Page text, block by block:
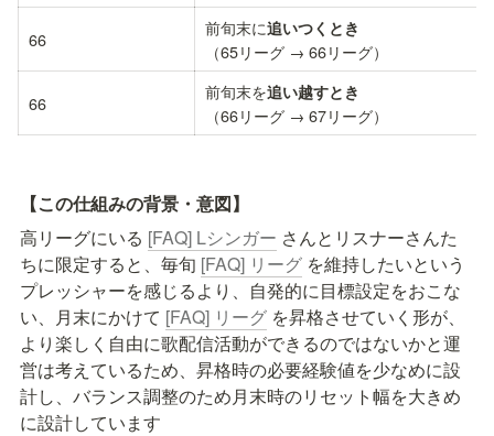
66
前旬末に追いつくとき
（65リーグ → 66リーグ）
66
前旬末を追い越すとき
（66リーグ → 67リーグ）
【この仕組みの背景・意図】
高リーグにいる [FAQ] Lシンガー さんとリスナーさんた
ちに限定すると、毎旬 [FAQ] リーグ を維持したいという
プレッシャーを感じるより、自発的に目標設定をおこな
い、月末にかけて [FAQ] リーグ を昇格させていく形が、
より楽しく自由に歌配信活動ができるのではないかと運
営は考えているため、昇格時の必要経験値を少なめに設
計し、バランス調整のため月末時のリセット幅を大きめ
に設計しています